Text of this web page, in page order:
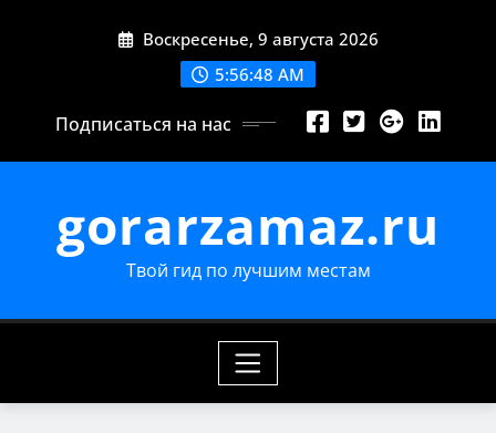
Воскресенье, 9 августа 2026
5:56:49 AM
Подписаться на нас
gorarzamaz.ru
Твой гид по лучшим местам